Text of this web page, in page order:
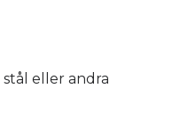
eller andra